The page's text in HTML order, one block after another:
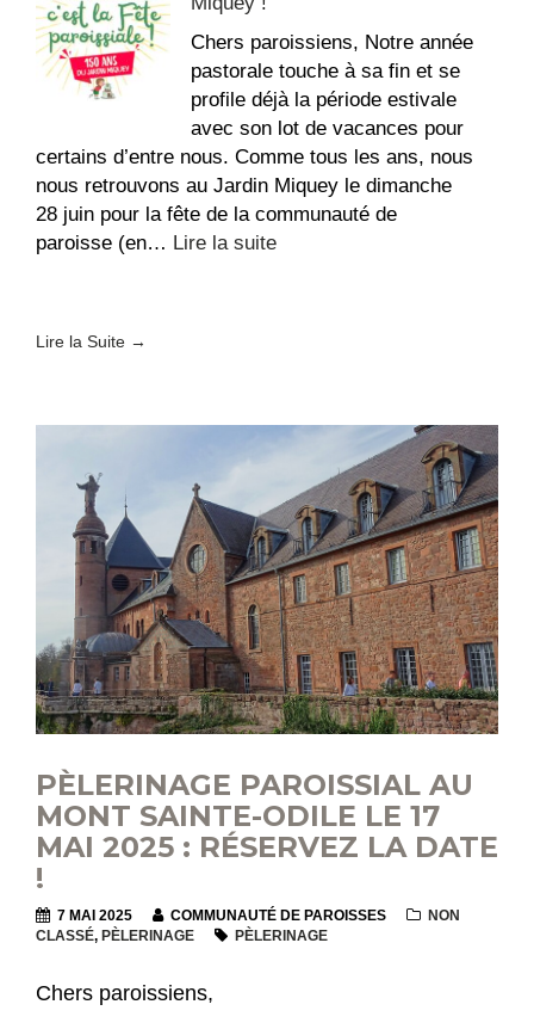
de
de
Chers paroissiens, Notre année
pastorale touche à sa fin et se
profile déjà la période estivale
avec son lot de vacances pour
certains d’entre nous. Comme tous les ans, nous
nous retrouvons au Jardin Miquey le dimanche
28 juin pour la fête de la communauté de
paroisse (en… Lire la suite:
Lire la Suite →
PÈLERINAGE PAROISSIAL AU
MONT SAINTE-ODILE LE 17
MAI 2025 : RÉSERVEZ LA DATE
!
7 MAI 2025 COMMUNAUTÉ DE PAROISSES
NON
CLASSÉ, PÈLERINAGE PÈLERINAGE
Chers paroissiens,